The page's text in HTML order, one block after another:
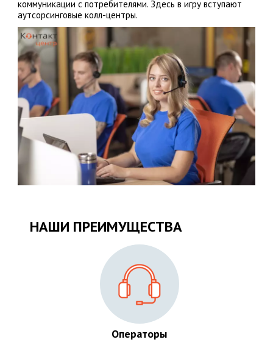
коммуникации с потребителями. Здесь в игру вступают
аутсорсинговые колл-центры.
НАШИ ПРЕИМУЩЕСТВА
Операторы